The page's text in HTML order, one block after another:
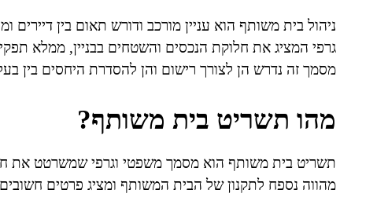
ניהול בית משותף הוא עניין מורכב ודורש תאום בין
גרפי המציג את חלוקת הנכסים והשטחים בבניין, ממלא
מסמך זה נדרש הן לצורך רישום והן להסדרת היחסים בין
מהו תשריט בית משותף?
תשריט בית משותף הוא מסמך משפטי וגרפי שמשרטט את
מהווה נספח לתקנון של הבית המשותף ומציג פרטים